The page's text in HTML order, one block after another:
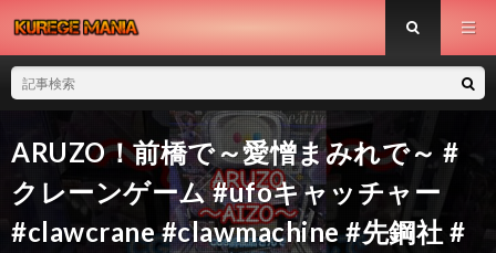
ARUZO！前橋で～愛憎まみれで～ #
クレーンゲーム #ufoキャッチャー
#clawcrane #clawmachine #先鋼社 #